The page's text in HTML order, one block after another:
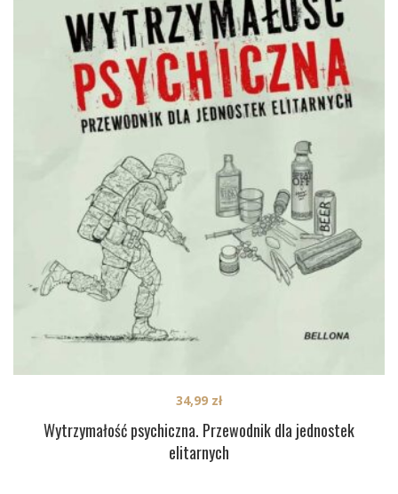
Wytrzymałość psychiczna. Przewodnik dla jednostek
elitarnych
34,99 zł